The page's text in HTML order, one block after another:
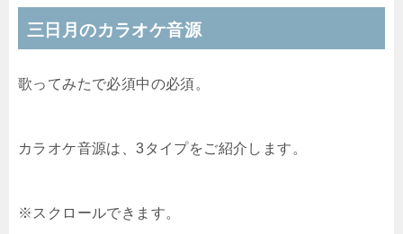
三日月のカラオケ音源
歌ってみたで必須中の必須。
カラオケ音源は、3タイプをご紹介します。